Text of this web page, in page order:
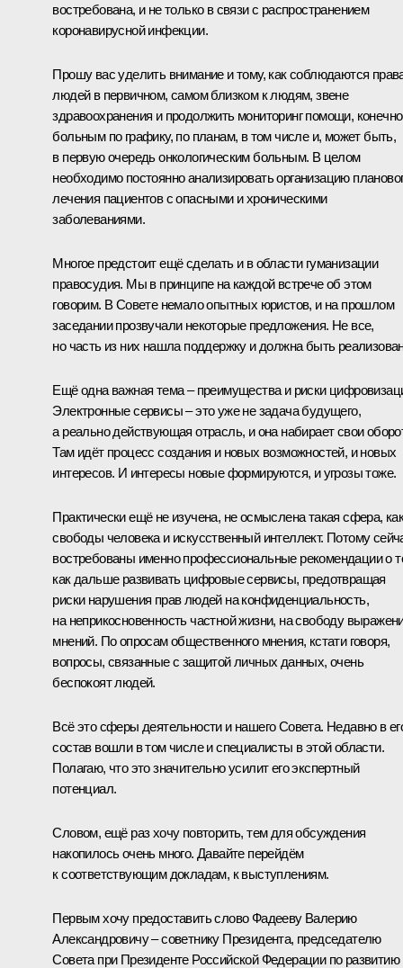
востребована, и не только в связи с распространением
коронавирусной инфекции.
Прошу вас уделить внимание и тому, как соблюдаются
людей в первичном, самом близком к людям, звене
здравоохранения и продолжить мониторинг помощи,
больным по графику, по планам, в том числе и, может быть,
в первую очередь онкологическим больным. В целом
необходимо постоянно анализировать организацию
лечения пациентов с опасными и хроническими
заболеваниями.
Многое предстоит ещё сделать и в области гуманизации
правосудия. Мы в принципе на каждой встрече об этом
говорим. В Совете немало опытных юристов, и на прошлом
заседании прозвучали некоторые предложения. Не все,
но часть из них нашла поддержку и должна быть
Ещё одна важная тема – преимущества и риски
Электронные сервисы – это уже не задача будущего,
а реально действующая отрасль, и она набирает свои
Там идёт процесс создания и новых возможностей, и новых
интересов. И интересы новые формируются, и угрозы тоже.
Практически ещё не изучена, не осмыслена такая сфера,
свободы человека и искусственный интеллект. Потому
востребованы именно профессиональные рекомендации о
как дальше развивать цифровые сервисы, предотвращая
риски нарушения прав людей на конфиденциальность,
на неприкосновенность частной жизни, на свободу
мнений. По опросам общественного мнения, кстати говоря,
вопросы, связанные с защитой личных данных, очень
беспокоят людей.
Всё это сферы деятельности и нашего Совета. Недавно в
состав вошли в том числе и специалисты в этой области.
Полагаю, что это значительно усилит его экспертный
потенциал.
Словом, ещё раз хочу повторить, тем для обсуждения
накопилось очень много. Давайте перейдём
к соответствующим докладам, к выступлениям.
Первым хочу предоставить слово Фадееву Валерию
Александровичу – советнику Президента, председателю
Совета при Президенте Российской Федерации по развитию